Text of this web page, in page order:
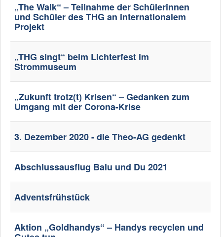
„The Walk“ – Teilnahme der Schülerinnen
und Schüler des THG an internationalem
Projekt
„THG singt“ beim Lichterfest im
Strommuseum
„Zukunft trotz(t) Krisen“ – Gedanken zum
Umgang mit der Corona-Krise
3. Dezember 2020 - die Theo-AG gedenkt
Abschlussausflug Balu und Du 2021
Adventsfrühstück
Aktion „Goldhandys“ – Handys recyclen und